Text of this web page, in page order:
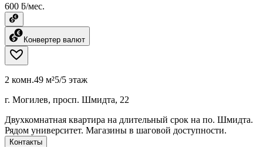
600 ƃ/мес.
Конвертер валют
2 комн.49 м²5/5 этаж
г. Могилев, просп. Шмидта, 22
Двухкомнатная квартира на длительный срок на по. Шмидта.
Рядом университет. Магазины в шаговой доступности.
Контакты